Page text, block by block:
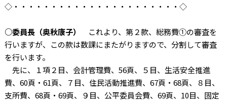
◇・・・・・・・・・・・・・・・・・・・・・・◇
○委員長（奥秋康子）
これより、第２款、総務費①の審査を
行いますが、この款は数課にまたがりますので、分割して審査
を行います。
先に、１項２目、会計管理費、56頁、５目、生活安全推進
費、60頁・61頁、７目、住民活動推進費、67頁・68頁、８目、
支所費、68頁・69頁、９目、公平委員会費、69頁、10目、固定